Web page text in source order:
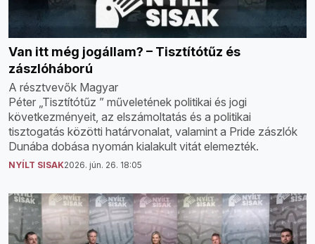
Van itt még jogállam? – Tisztítótűz és
zászlóháború
A résztvevők Magyar
Péter „Tisztítótűz ” műveletének politikai és jogi
következményeit, az elszámoltatás és a politikai
tisztogatás közötti határvonalat, valamint a Pride zászlók
Dunába dobása nyomán kialakult vitát elemezték.
NYÍLT SISAK2026. jún. 26. 18:05